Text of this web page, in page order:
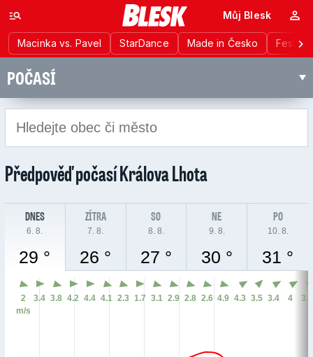
Macinka vs. Pavel StarDance Made in Česko
Můj Blesk
POČASÍ
Předpověď počasíKrálova Lhota
DNES
6. 8.
29 °
ZÍTRA
7. 8.
26 °
SO
8. 8.
27 °
NE
9. 8.
30 °
PO
10. 8.
31 °
2
m/s
3.4 3.8 4.2 4.4 4.1 2.3 1.7 3.1 2.9 2.8 2.6 4.9 4.3 3.5 3.4 4 3.5